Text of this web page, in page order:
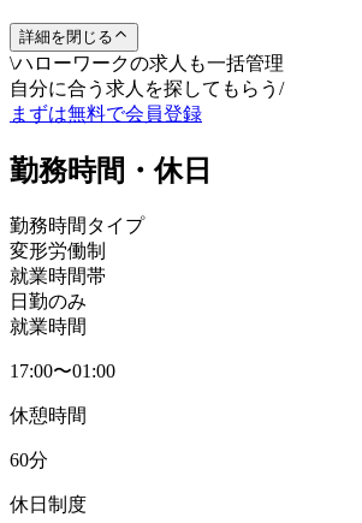
詳細を閉じる
\ハローワークの求人も一括管理
自分に合う求人を探してもらう /
まずは無料で会員登録
勤務時間・休日
勤務時間タイプ
変形労働制
就業時間帯
日勤のみ
就業時間
17:00〜01:00
休憩時間
60分
休日制度